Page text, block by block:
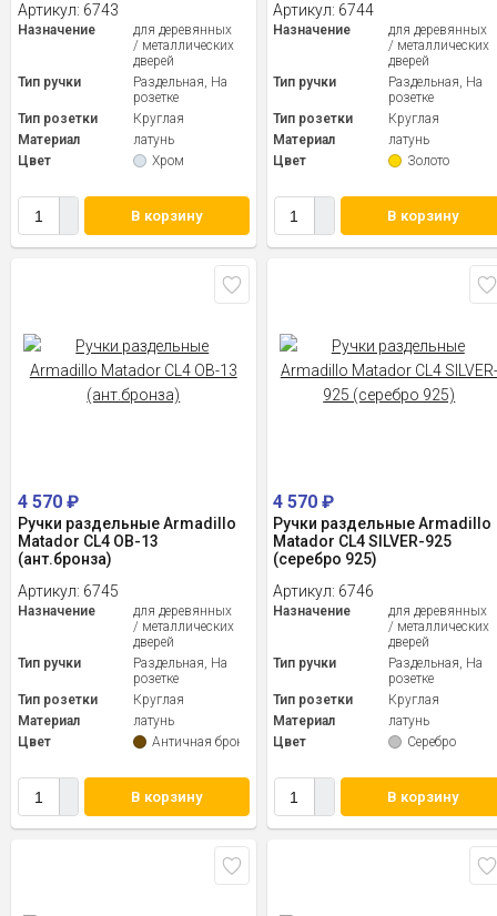
Артикул: 6743
Назначение
для деревянных
/ металлических
дверей
Тип ручки
Раздельная, На
розетке
Тип розетки
Круглая
Материал
латунь
Цвет
Хром
В корзину
Артикул: 6744
Назначение
для деревянных
/ металлических
дверей
Тип ручки
Раздельная, На
розетке
Тип розетки
Круглая
Материал
латунь
Цвет
Золото
В корзину
4 570 ₽
Ручки раздельные Armadillo
Matador CL4 OB-13
(ант.бронза)
Артикул: 6745
Назначение
для деревянных
/ металлических
дверей
Тип ручки
Раздельная, На
розетке
Тип розетки
Круглая
Материал
латунь
Цвет
Античная бронза
В корзину
4 570₽
Ручки раздельные Armadillo
Matador CL4 SILVER-925
(серебро 925)
Артикул: 6746
Назначение
для деревянных
/ металлических
дверей
Тип ручки
Раздельная, На
розетке
Тип розетки
Круглая
Материал
латунь
Цвет
Серебро
В корзину